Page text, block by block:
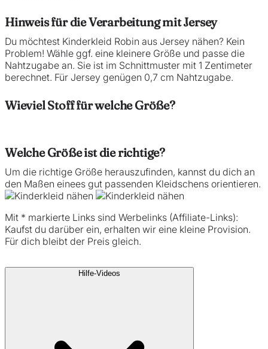
Hinweis für die Verarbeitung mit Jersey
Du möchtest Kinderkleid Robin aus Jersey nähen? Kein
Problem! Wähle ggf. eine kleinere Größe und passe die
Nahtzugabe an. Sie ist im Schnittmuster mit 1 Zentimeter
berechnet. Für Jersey genügen 0,7 cm Nahtzugabe.
Wieviel Stoff für welche Größe?
Welche Größe ist die richtige?
Um die richtige Größe herauszufinden, kannst du dich an
den Maßen einees gut passenden Kleidschens orientieren.
Mit * markierte Links sind Werbelinks (Affiliate-Links):
Kaufst du darüber ein, erhalten wir eine kleine Provision.
Für dich bleibt der Preis gleich.
Hilfe-Videos